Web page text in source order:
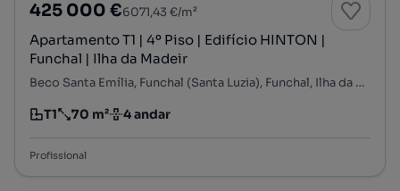
425 000 €6071,43 €/m²
Apartamento T1 | 4º Piso | Edifício HINTON |
Funchal | Ilha da Madeir
Beco Santa Emília, Funchal (Santa Luzia), Funchal, Ilha da Madeira
Tipologia
T1
Preço por metro quadrado
70 m²
Andar 4 andar
Profissional